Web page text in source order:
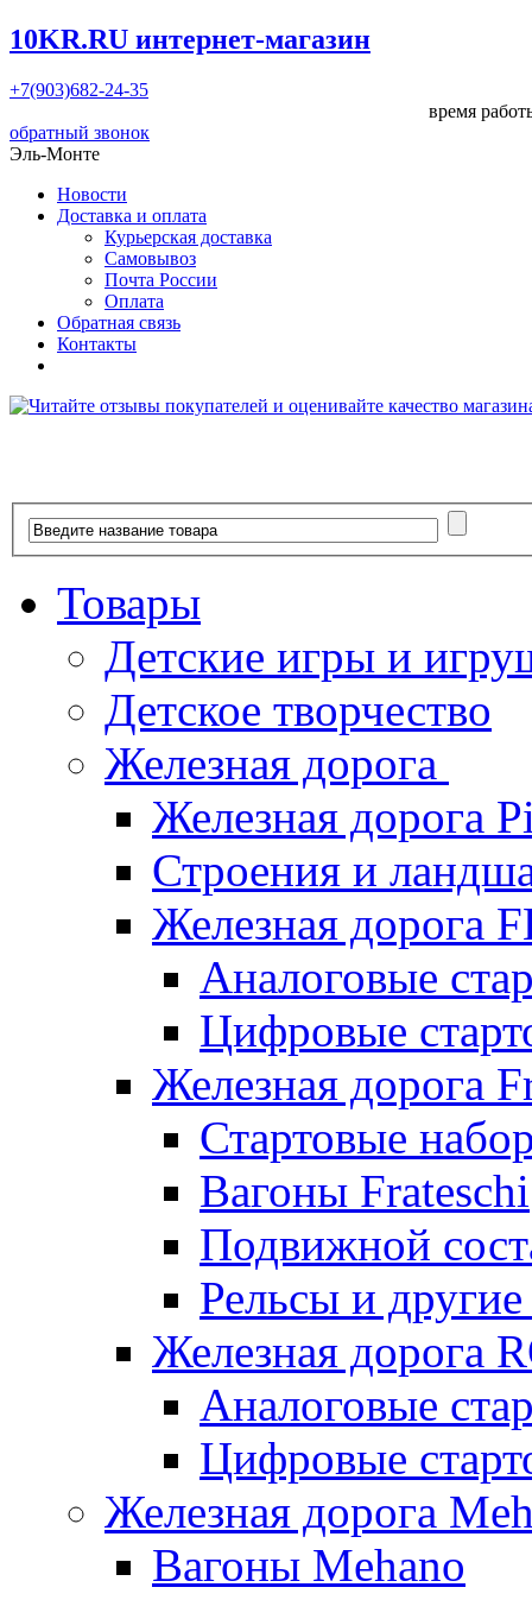
10KR.RU интернет-магазин
+7(903)682-24-35
время
обратный звонок
Эль-Монте
Новости
Доставка и оплата
Курьерская доставка
Самовывоз
Почта России
Оплата
Обратная связь
Контакты
Товары
Детские игры и
Детское творчество
Железная дорога
Железная дорога
Строения и
Железная дорога
Аналоговые
Цифровые
Железная дорога
Стартовые
Вагоны Frateschi
Подвижной
Рельсы и
Железная дорога
Аналоговые
Цифровые
Железная дорога
Вагоны Mehano